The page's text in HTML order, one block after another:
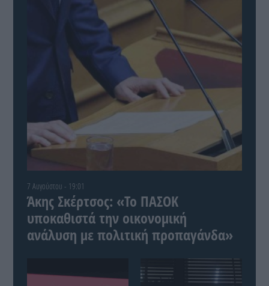
7 Αυγούστου - 19:01
Άκης Σκέρτσος: «Το ΠΑΣΟΚ
υποκαθιστά την οικονομική
ανάλυση με πολιτική προπαγάνδα»